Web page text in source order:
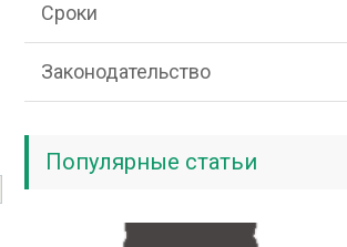
Сроки
Законодательство
Популярные статьи